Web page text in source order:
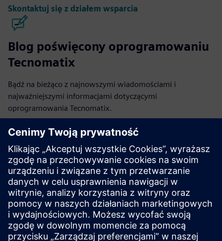
Skontaktuj się z działem wsparcia
Blog poświęcony oprogramowaniu
Tecnomatix
Bądź na bieżąco z najnowszymi wiadomościami i
najważniejszymi informacjami dotyczącymi
oprogramowania Tecnomatix.
Odwiedź blog
Społeczność użytkowników
oprogramowania Tecnomatix
Dołącz do rozmowy i uzyskaj odpowiedzi na wszystkie
pytania dotyczące oprogramowania Tecnomatix.
Odwiedź społeczność